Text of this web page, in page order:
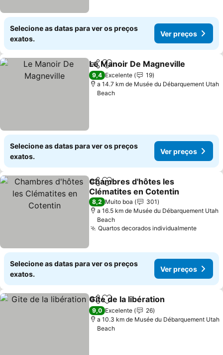
Selecione as datas para ver os preços
exatos.
Ver preços
PartilharAdicionar aos favoritos
Le Manoir De Magneville
9,4 Excelente
19
a 14.7 km de Musée du Débarquement Utah
Beach
Selecione as datas para ver os preços
exatos.
Ver preços
PartilharAdicionar aos favoritos
Chambres d'hôtes les
Clématites en Cotentin
8,2 Muito boa
301
a 16.5 km de Musée du Débarquement Utah
Beach
Quartos decorados individualmente
Selecione as datas para ver os preços
exatos.
Ver preços
PartilharAdicionar aos favoritos
Gite de la libération
9,0 Excelente
26
a 10.3 km de Musée du Débarquement Utah
Beach